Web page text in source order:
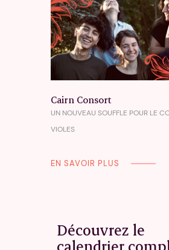
Cairn Consort
UN NOUVEAU SOUFFLE POUR LE
VIOLES
EN SAVOIR PLUS
Découvrez le
calendrier